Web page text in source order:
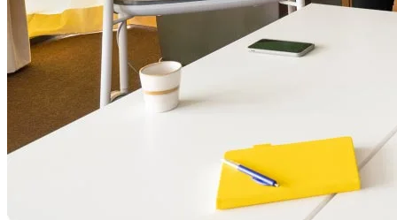
Tekninen suunnittelu ja dokumentaatio
Prototyypit ja rautalankamallit
Palvelupolkukarttojen luominen
Tutkimussynteesi
Suunnittelutyöpajat
Suunnittelu ja toimitus
Tavoitesuunnittelu
Ratkaisut
Liiketoimintasegmentin mukaan